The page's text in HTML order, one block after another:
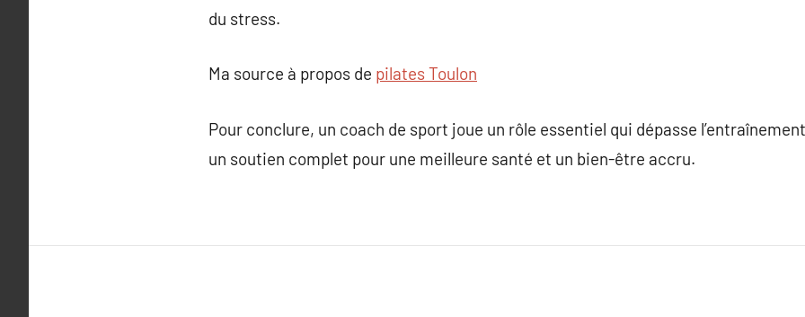
du stress.
Ma source à propos de pilates Toulon
Pour conclure, un coach de sport joue un rôle essentiel qui dépasse
un soutien complet pour une meilleure santé et un bien-être accru.